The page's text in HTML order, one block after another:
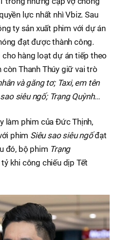
lực nhất nhì Vbiz. Sau
ty sản xuất phim với dự án
đạt được thành công.
hàng loạt dự án tiếp theo
Thanh Thúy giữ vai trò
và găng tơ; Taxi, em tên
siêu ngố; Trạng Quỳnh...
làm phim của Đức Thịnh,
phim Siêu sao siêu ngốđạt
đó, bộ phim Trạng
khi công chiếu dịp Tết